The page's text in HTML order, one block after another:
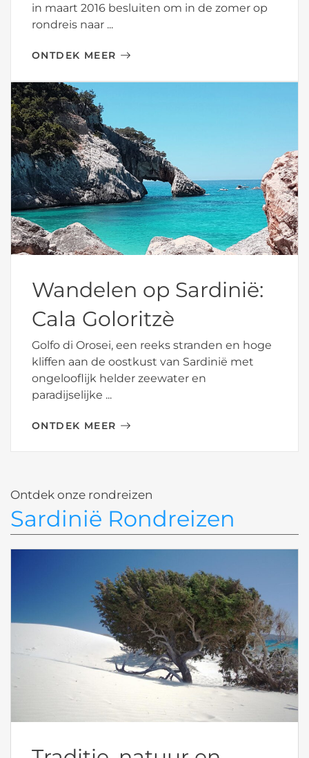
in maart 2016 besluiten om in de zomer op
rondreis naar ...
ONTDEK MEER
Wandelen op Sardinië:
Cala Goloritzè
Golfo di Orosei, een reeks stranden en hoge
kliffen aan de oostkust van Sardinië met
ongelooflijk helder zeewater en
paradijselijke ...
ONTDEK MEER
Ontdek onze rondreizen
Sardinië Rondreizen